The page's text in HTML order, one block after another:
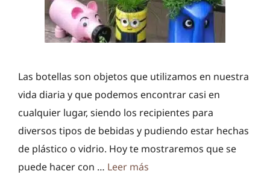
Las botellas son objetos que utilizamos en nuestra
vida diaria y que podemos encontrar casi en
cualquier lugar, siendo los recipientes para
diversos tipos de bebidas y pudiendo estar hechas
de plástico o vidrio. Hoy te mostraremos que se
puede hacer con … Leer más